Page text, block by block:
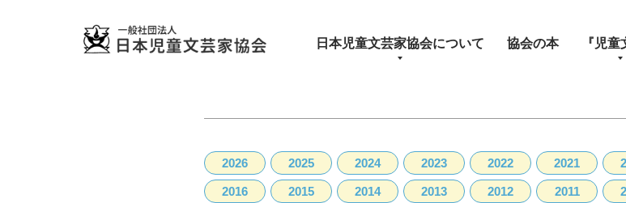
日本児童文芸家協会について 協会の本 『児童
2026 2025 2024 2023 2022 2021
2016 2015 2014 2013 2012 2011